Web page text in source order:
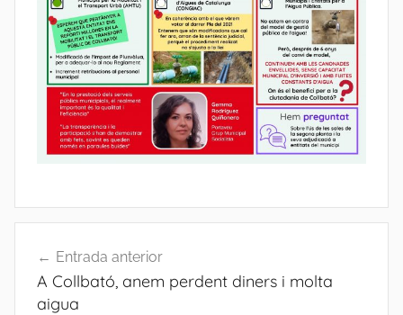
d'entrades
Entrada anterior
A Collbató, anem perdent diners i molta
aigua